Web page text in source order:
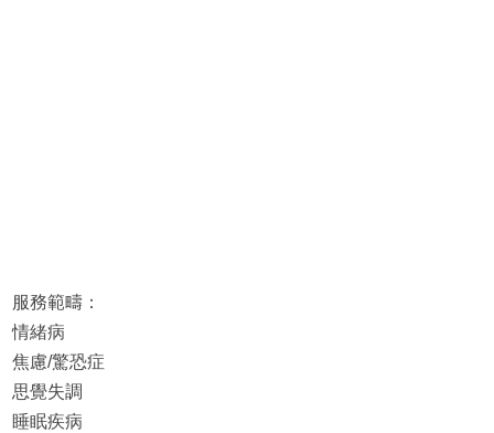
服務範疇：
情緒病
焦慮/驚恐症
思覺失調
睡眠疾病